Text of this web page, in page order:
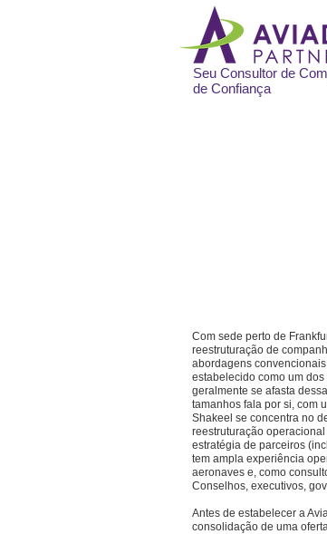
Seu Consultor de
de Confiança
Com sede perto de
reestruturação de
abordagens
estabelecido como um
geralmente se afasta
tamanhos fala por si, com
Shakeel se concentra no
reestruturação
estratégia de parceiros
tem ampla experiência
aeronaves e, como
Conselhos, executivos,
Antes de estabelecer a
consolidação de uma